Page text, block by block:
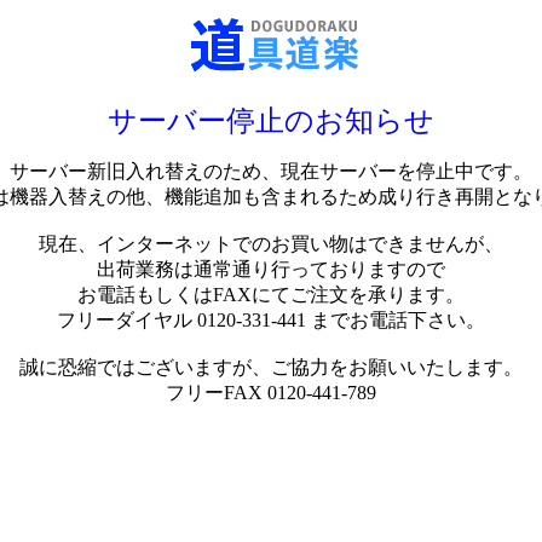
サーバー停止のお知らせ
サーバー新旧入れ替えのため、現在サーバーを停止中です。
機器入替えの他、機能追加も含まれるため成り行き再開とな
現在、インターネットでのお買い物はできませんが、
出荷業務は通常通り行っておりますので
お電話もしくはFAXにてご注文を承ります。
フリーダイヤル 0120-331-441 までお電話下さい。
誠に恐縮ではございますが、ご協力をお願いいたします。
フリーFAX 0120-441-789